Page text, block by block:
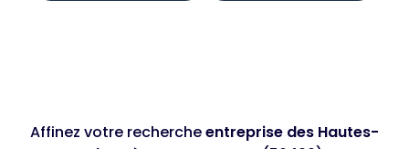
Affinez votre rechercheentreprise des Hautes-